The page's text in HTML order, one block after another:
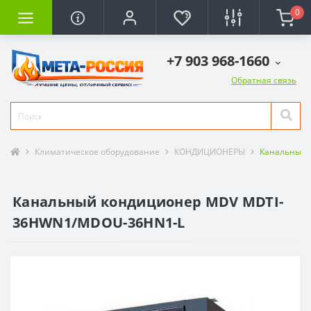
0
+7 903 968-1660
Обратная связь
Климатическое оборудование КОНДИЦИОНЕРЫ Канальные
Канальный кондиционер MDV MDTI-
36HWN1/MDOU-36HN1-L